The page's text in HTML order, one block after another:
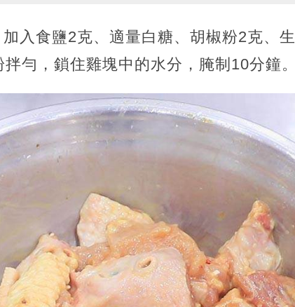
入食鹽2克、適量白糖、胡椒粉2克、
勻，鎖住雞塊中的水分，腌制10分鐘。